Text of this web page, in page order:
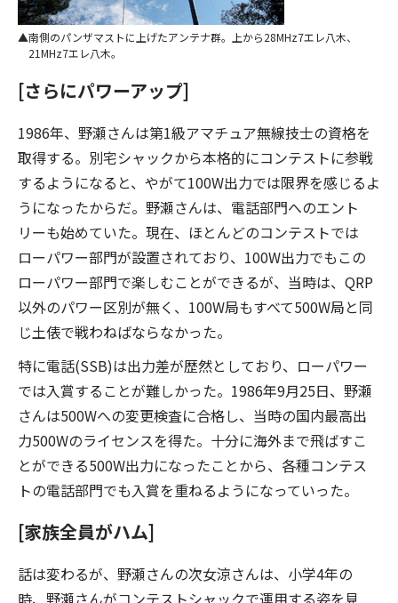
南側のパンザマストに上げたアンテナ群。上から28MHz7エレ八木、
21MHz7エレ八木。
[さらにパワーアップ]
1986年、野瀬さんは第1級アマチュア無線技士の資格を
取得する。別宅シャックから本格的にコンテストに参戦
するようになると、やがて100W出力では限界を感じるよ
うになったからだ。野瀬さんは、電話部門へのエント
リーも始めていた。現在、ほとんどのコンテストでは
ローパワー部門が設置されており、100W出力でもこの
ローパワー部門で楽しむことができるが、当時は、QRP
以外のパワー区別が無く、100W局もすべて500W局と同
じ土俵で戦わねばならなかった。
特に電話(SSB)は出力差が歴然としており、ローパワー
では入賞することが難しかった。1986年9月25日、野瀬
さんは500Wへの変更検査に合格し、当時の国内最高出
力500Wのライセンスを得た。十分に海外まで飛ばすこ
とができる500W出力になったことから、各種コンテス
トの電話部門でも入賞を重ねるようになっていった。
[家族全員がハム]
話は変わるが、野瀬さんの次女涼さんは、小学4年の
時、野瀬さんがコンテストシャックで運用する姿を見